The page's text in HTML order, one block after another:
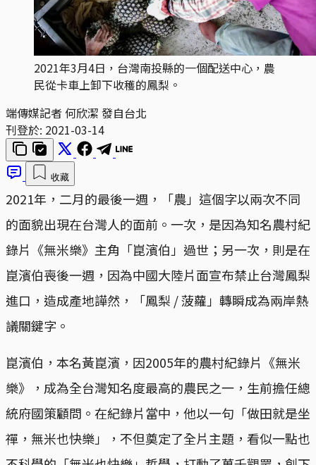
2021年3月4日，台灣南投縣的一個配送中心，農
民從卡車上卸下收穫的鳳梨。
端傳媒記者 何欣潔 發自台北
刊登於: 2021-03-14
收藏
2021年，二月的最後一週，「農」這個字以兩次不同
的面貌出現在台灣人的面前。一次，是因為知名農村紀
錄片《無米樂》主角「崑濱伯」過世；另一次，則是在
崑濱伯喪後一週，因為中國大陸片面宣布禁止台灣鳳梨
進口，造成產地譁然，「鳳梨 / 菠蘿」轉瞬成為兩岸熱
議關鍵字。
崑濱伯，本名黃崑濱，因2005年的農村紀錄片《無米
樂》，成為全台灣知名度最高的農民之一，生前擔任總
統府國策顧問。在紀錄片當中，他以一句「做田就是坐
禪，無米也快樂」，不但奠定了全片主題，看似一點也